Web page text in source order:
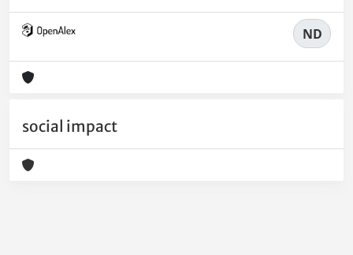
ND
social impact